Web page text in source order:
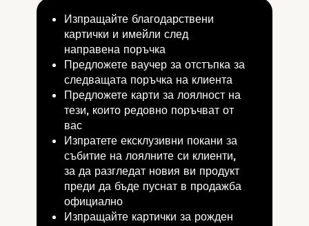
Изпращайте благодарствени
картички и имейли след
направена поръчка
Предложете ваучер за отстъпка за
следващата поръчка на клиента
Предложете карти за лоялност на
тези, които редовно поръчват от
вас
Изпратете ексклузивни покани за
събитие на лоялните си клиенти,
за да разгледат новия ви продукт
преди да бъде пуснат в продажба
официално
Изпращайте картички за рожден